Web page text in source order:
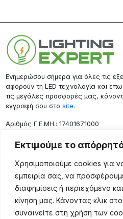
Εκτιμούμε το
Χρησιμοποιούμε cookies για
εμπειρία σας, να
διαφημίσεις ή περιεχόμενο
κίνηση μας. Κάνοντας κλικ
συναινείτε στη χρήση των
Ενημερώσου σήμερα για όλες τις
αφορούν τη LED τεχνολογία και
τις μεγάλες προσφορές μας,
εγγραφή σου στο site.
Aριθμός Γ.Ε.ΜΗ.: 17401671000
Επικοινωνία
Ρόδου 133, Αθήνα 10443
(+30) 211 725 5427
sales@lightingexpert.gr